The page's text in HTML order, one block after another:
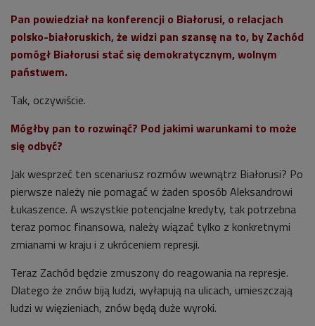
Pan powiedział na konferencji o Białorusi, o relacjach
polsko-białoruskich, że widzi pan szansę na to, by Zachód
pomógł Białorusi stać się demokratycznym, wolnym
państwem.
Tak, oczywiście.
Mógłby pan to rozwinąć? Pod jakimi warunkami to może
się odbyć?
Jak wesprzeć ten scenariusz rozmów wewnątrz Białorusi? Po
pierwsze należy nie pomagać w żaden sposób Aleksandrowi
Łukaszence. A wszystkie potencjalne kredyty, tak potrzebna
teraz pomoc finansowa, należy wiązać tylko z konkretnymi
zmianami w kraju i z ukróceniem represji.
Teraz Zachód będzie zmuszony do reagowania na represje.
Dlatego że znów biją ludzi, wyłapują na ulicach, umieszczają
ludzi w więzieniach, znów będą duże wyroki.